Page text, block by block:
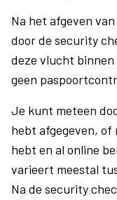
Na het afgeven
door de security
deze vlucht
geen
Je kunt meteen
hebt afgegeven, of
hebt en al online
varieert meestal
Na de security